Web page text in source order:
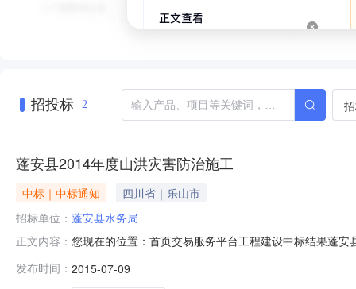
招投标 2
蓬安县2014年度山洪灾害防治施工
中标｜中标通知
四川省｜乐山市
招标单位： 蓬安县水务局
正文内容： 您现在的位置：首页交易服务平台工程建设中标结果蓬
0817-8622111招标代理机构福建省建融工程咨询有限公
发布时间： 2015-07-09